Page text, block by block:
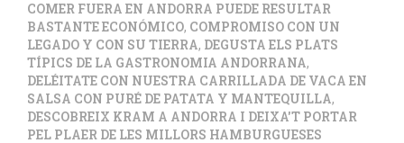
COMER FUERA EN ANDORRA PUEDE RESULTAR
BASTANTE ECONÓMICO, COMPROMISO CON UN
LEGADO Y CON SU TIERRA, DEGUSTA ELS PLATS
TÍPICS DE LA GASTRONOMIA ANDORRANA,
DELÉITATE CON NUESTRA CARRILLADA DE VACA EN
SALSA CON PURÉ DE PATATA Y MANTEQUILLA,
DESCOBREIX KRAM A ANDORRA I DEIXA'T PORTAR
PEL PLAER DE LES MILLORS HAMBURGUESES